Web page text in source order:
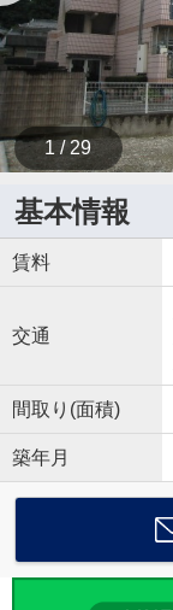
1 / 29
基本情報
賃料
交通
間取り(面積)
築年月